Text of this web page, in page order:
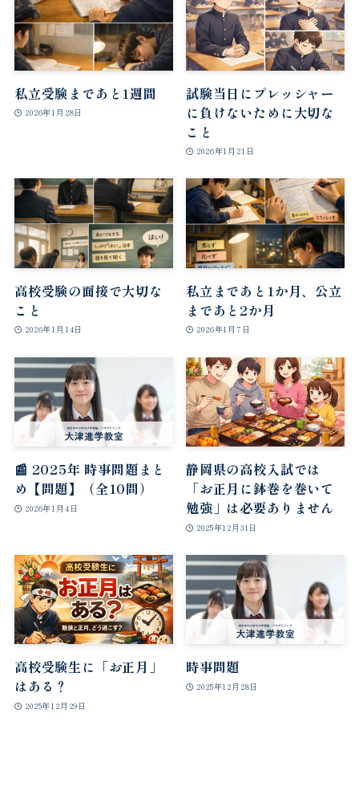
私立受験まであと1週間
2026年1月28日
試験当日にプレッシャー
に負けないために大切な
こと
2026年1月21日
高校受験の面接で大切な
こと
2026年1月14日
私立まであと1か月、公立
まであと2か月
2026年1月7日
📰 2025年 時事問題まと
め【問題】（全10問）
2026年1月4日
静岡県の高校入試では
「お正月に鉢巻を巻いて
勉強」は必要ありません
2025年12月31日
高校受験生に「お正月」
はある？
2025年12月29日
時事問題
2025年12月28日